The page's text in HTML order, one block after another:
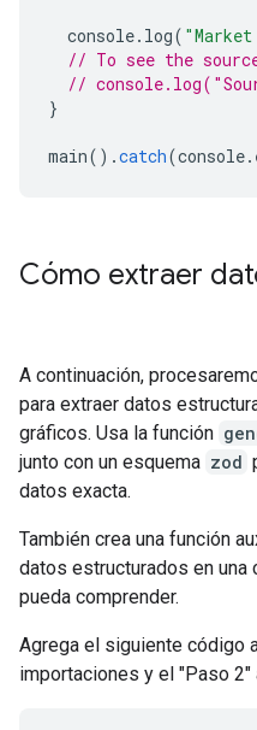
console. log(
// To see the
//
}
main().catch(console.
Cómo extraer
A continuación,
para extraer datos
gráficos. Usa la función
junto con un esquema zod
datos exacta.
También crea una función
datos estructurados en una
pueda comprender.
Agrega el siguiente código
importaciones y el "Paso 2"